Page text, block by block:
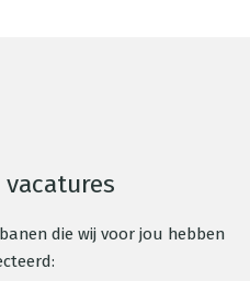
die wij voor jou hebben